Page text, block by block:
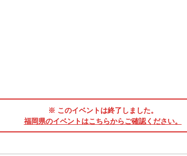
※ このイベントは終了しました。
福岡県のイベントはこちらからご確認ください。